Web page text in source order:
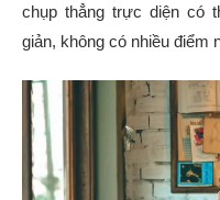
chụp thẳng trực diện có
giản, không có nhiều điểm